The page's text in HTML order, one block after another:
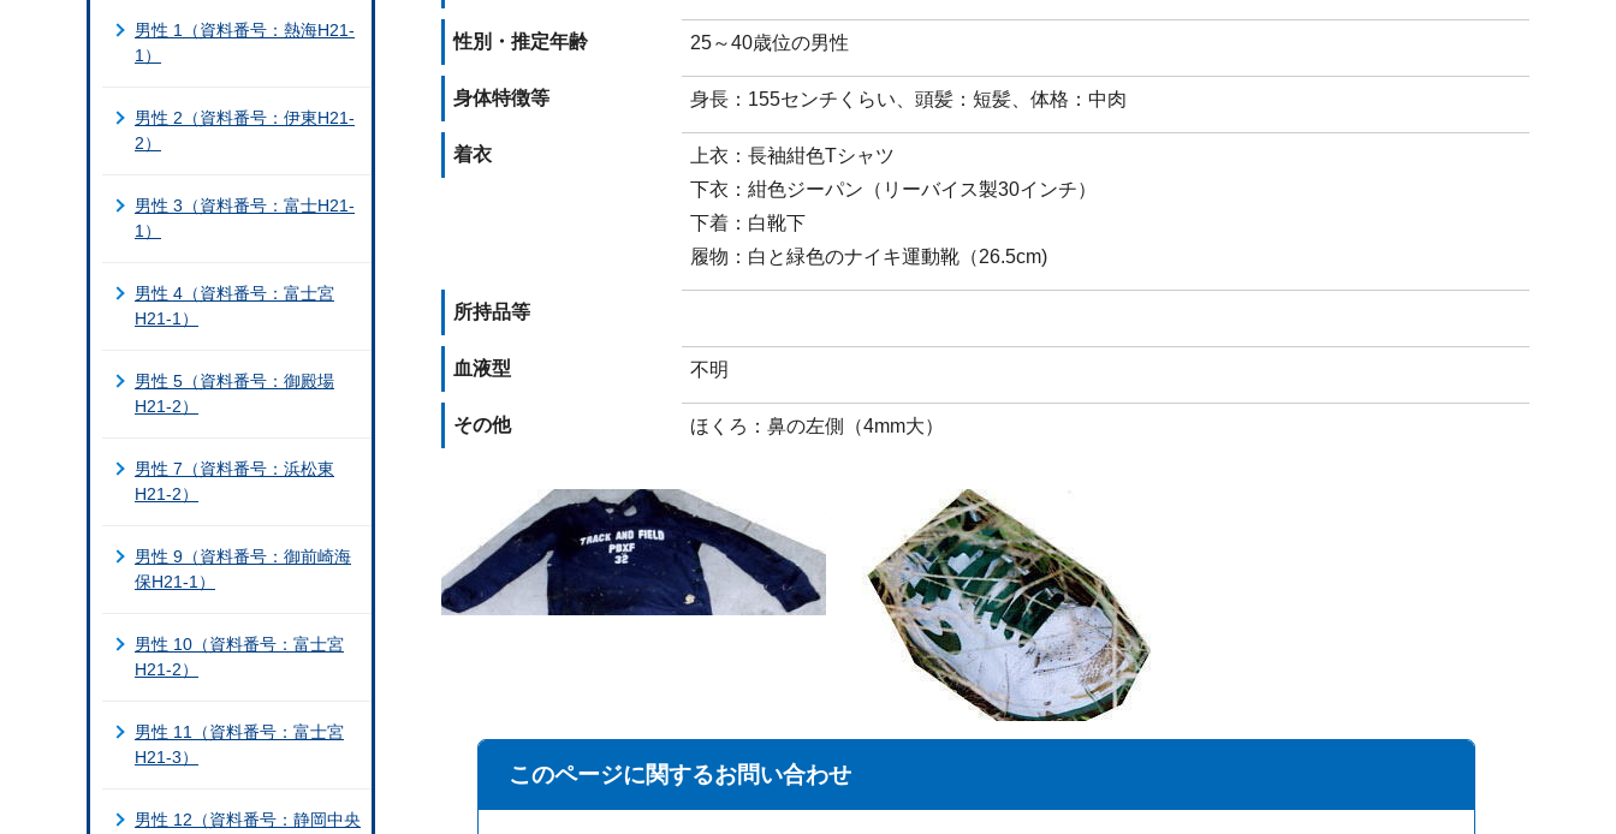
性別・推定年齢 25～40歳位の男性
身体特徴等 身長：155センチくらい、頭髪：短髪、体格：中肉
着衣
上衣：長袖紺色Tシャツ
下衣：紺色ジーパン（リーバイス製30インチ）
下着：白靴下
履物：白と緑色のナイキ運動靴（26.5cm)
所持品等
血液型 不明
その他 ほくろ：鼻の左側（4mm大）
このページに関するお問い合わせ
男性 1（資料番号：熱海H21-
1）
男性 2（資料番号：伊東H21-
2）
男性 3（資料番号：富士H21-
1）
男性 4（資料番号：富士宮
H21-1）
男性 5（資料番号：御殿場
H21-2）
男性 7（資料番号：浜松東
H21-2）
男性 9（資料番号：御前崎海
保H21-1）
男性 10（資料番号：富士宮
H21-2）
男性 11（資料番号：富士宮
H21-3）
男性 12（資料番号：静岡中央